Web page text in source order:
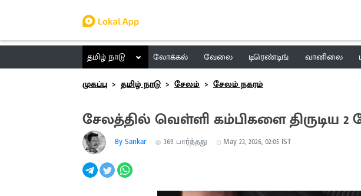
தமிழ் நாடு லோக்கல் வேலை டிரெண்டிங் வானிலை
முகப்பு
தமிழ் நாடு சேலம் சேலம் நகரம்
சேலத்தில் வெள்ளி கம்பிகளை திருடிய 2
By Sankar 369 பார்த்தது May 23, 2026, 02:05 IST